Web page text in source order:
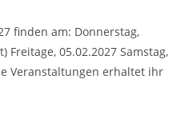
finden am: Donnerstag,
Freitage, 05.02.2027 Samstag,
Veranstaltungen erhaltet ihr